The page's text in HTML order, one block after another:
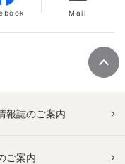
Mail
報誌のご案内
ご案内